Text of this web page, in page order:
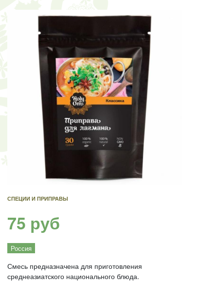
СПЕЦИИ И ПРИПРАВЫ
75 руб
Россия
Смесь предназначена для приготовления
среднеазиатского национального блюда.